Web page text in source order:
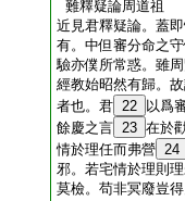
難釋疑論周道祖
近見君釋疑論。蓋
有。中但審分命之
驗亦僕所常惑。雖
經教始昭然有歸。
者也。君 22
以爲
餘慶之言 23 在於
情於理任而弗營 24
邪。若宅情於理則
莫檢。苟非冥廢豈